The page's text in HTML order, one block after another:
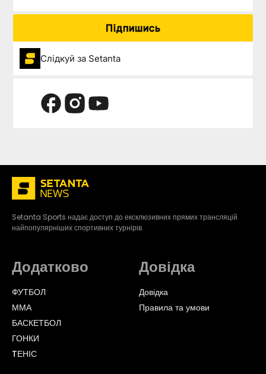
Підпишись
Слідкуй за Setanta
Setanta Sports надає доступ до ексклюзивних прямих трансляцій
найпопулярніших спортивних турнірів.
Додатково
ФУТБОЛ
ММА
БАСКЕТБОЛ
ГОНКИ
TЕНІС
Довідка
Довідка
Правила та умови